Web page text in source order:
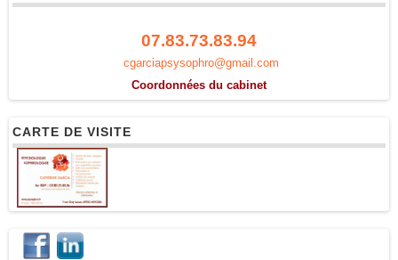
07.83.73.83.94
cgarciapsysophro@gmail.com
Coordonnées du cabinet
CARTE DE VISITE